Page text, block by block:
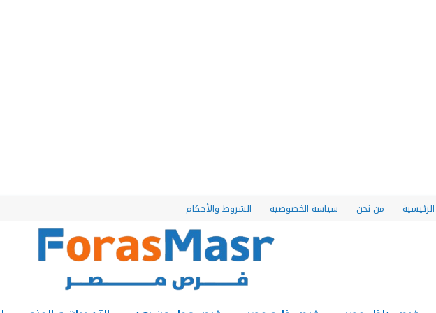
الرئيسية من نحن سياسة الخصوصية الشروط والأحكام